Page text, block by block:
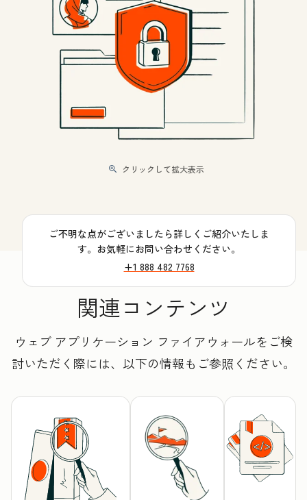
クリックして拡大表示
ご不明な点がございましたら詳しくご紹介いたしま
す。お気軽にお問い合わせください。
+1 888 482 7768
関連コンテンツ
ウェブ アプリケーション ファイアウォールをご検
討いただく際には、以下の情報もご参照ください。